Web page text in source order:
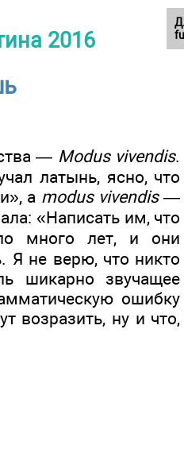
2016
— Modus vivendis.
латынь, ясно, что
a modus vivendis —
«Написать им, что
много лет, и они
Я не верю, что никто
шикарно звучащее
ошибку
возразить, ну и что,